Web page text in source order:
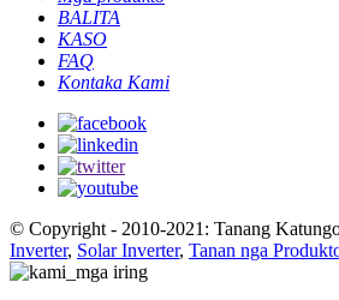
BALITA
KASO
FAQ
Kontaka Kami
© Copyright - 2010-2021: Tanang
Inverter, Solar Inverter, Tanan nga